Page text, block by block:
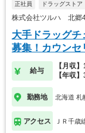
正社員 ドラッグストア
株式会社ツルハ 北郷
大手ドラッグ
募集！カウンセ
給与
【月収
【年収
勤務地 北海道 札
アクセス ＪＲ千歳